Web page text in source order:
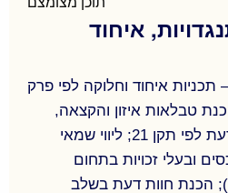
שמאים מכריעים, תשלומי דמי
איחוד
– תכניות איחוד וחלוקה לפי פרק
טבלאות איזון והקצאה,
טבלאות הקצאה; חוות דעת לפי תקן 21; ליווי שמאי
ובעלי זכויות בתחום
הכנת חוות דעת בשלב